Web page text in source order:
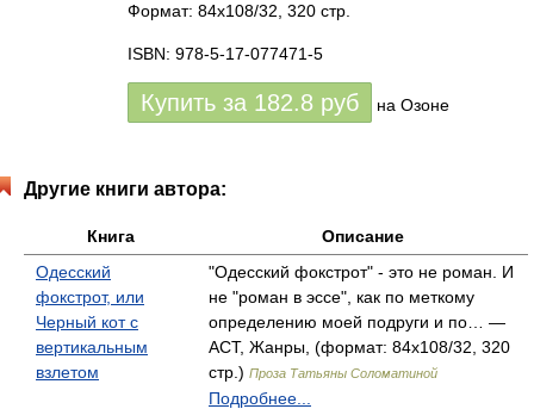
Формат: 84x108/32, 320 стр.
ISBN: 978-5-17-077471-5
Купить за 182.8 руб на Озоне
Другие книги автора:
Книга
Описание
Одесский
фокстрот, или
Черный кот с
вертикальным
взлетом
"Одесский фокстрот" - это не роман. И
не "роман в эссе", как по меткому
определению моей подруги и по… —
АСТ, Жанры, (формат: 84x108/32, 320
стр.) Проза Татьяны Соломатиной
Подробнее...